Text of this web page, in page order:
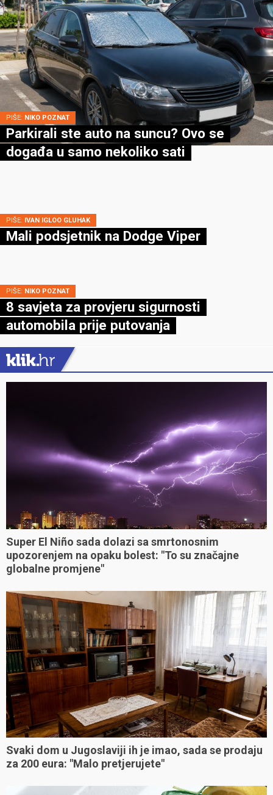
PIŠE: NIKO POZNAT
Parkirali ste auto na suncu? Ovo se
događa u samo nekoliko sati
PIŠE: IVAN IGLOO GLUHAK
Mali podsjetnik na Dodge Viper
PIŠE: NIKO POZNAT
8 savjeta za provjeru sigurnosti
automobila prije putovanja
Super El Niño sada dolazi sa smrtonosnim
upozorenjem na opaku bolest: "To su značajne
globalne promjene"
Svaki dom u Jugoslaviji ih je imao, sada se prodaju
za 200 eura: "Malo pretjerujete"